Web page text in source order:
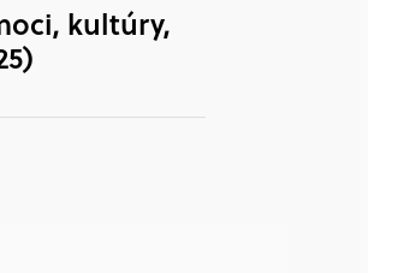
kultúry,